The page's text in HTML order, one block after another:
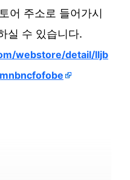
어 주소로 들어가시
실 수 있습니다.
webstore/detail/lljb